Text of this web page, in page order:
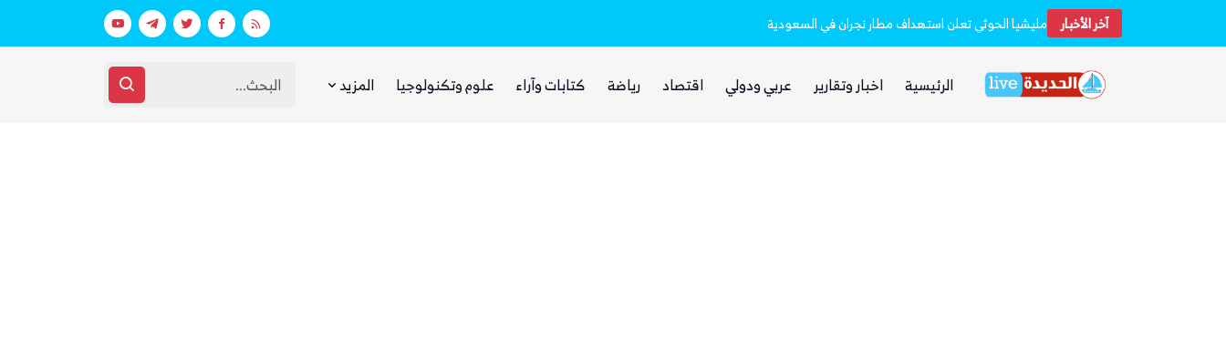
آخر الأخبار مليشيا الحوثي تعلن استهداف مطار نجران في السعودية ذا ناشيونال: توسع حضور الحوثيين في العراق مرتبط بالهجوم على السعودية الحوثيون يختفون من الشارع
الرئيسية اخبار وتقارير عربي ودولي اقتصاد رياضة كتابات وآراء علوم وتكنولوجيا المزيد